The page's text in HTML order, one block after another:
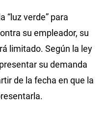
“luz verde” para
su empleador, su
limitado. Según la ley
su demanda
de la fecha en que la